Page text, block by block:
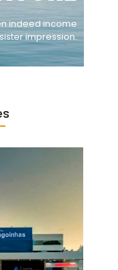
indeed income
sister impression.